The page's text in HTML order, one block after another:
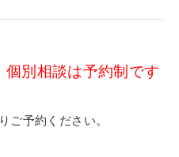
別相談は予約制です
ご予約ください。